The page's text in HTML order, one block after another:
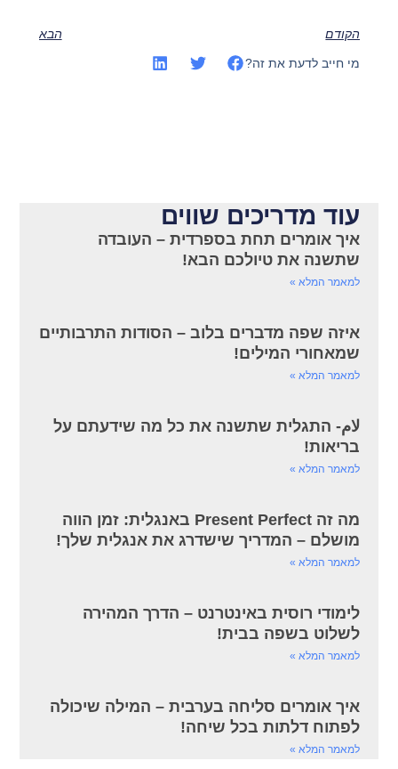
הקודם הבא
מי חייב לדעת את זה?
עוד מדריכים שווים
איך אומרים תחת בספרדית – העובדה
שתשנה את טיולכם הבא!
למאמר המלא »
איזה שפה מדברים בלוב – הסודות התרבותיים
שמאחורי המילים!
למאמר המלא »
لام- התגלית שתשנה את כל מה שידעתם על
בריאות!
למאמר המלא »
מה זה Present Perfect באנגלית: זמן הווה
מושלם – המדריך שישדרג את אנגלית שלך!
למאמר המלא »
לימודי רוסית באינטרנט – הדרך המהירה
לשלוט בשפה בבית!
למאמר המלא »
איך אומרים סליחה בערבית – המילה שיכולה
לפתוח דלתות בכל שיחה!
למאמר המלא »